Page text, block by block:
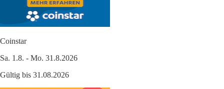
Coinstar
Sa. 1.8. - Mo. 31.8.2026
Gültig bis 31.08.2026